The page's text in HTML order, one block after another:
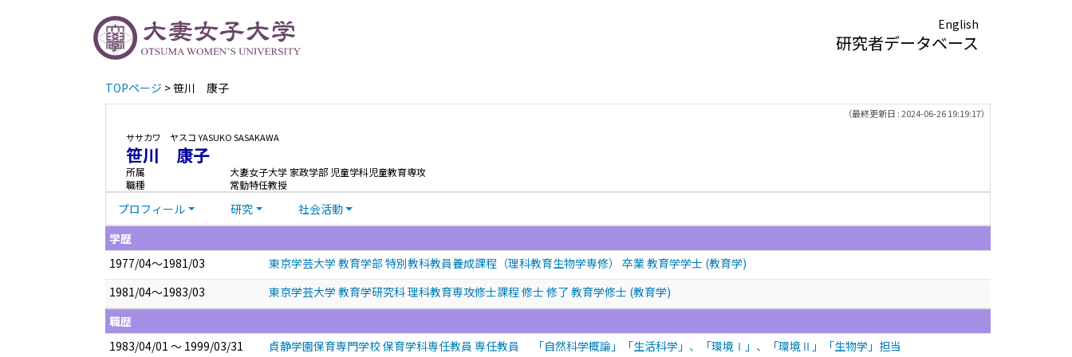
English
研究者データベース
TOPページ > 笹川 康子
（最終更新日 : 2024-06-26 19:19:17）
ササカワ ヤスコ YASUKO SASAKAWA
笹川 康子
所属
大妻女子大学 家政学部 児童学科児童教育専攻
職種
常勤特任教授
プロフィール 研究
社会活動
学歴
1977/04～1981/03
東京学芸大学 教育学部 特別教科教員養成課程（理科教育生物学専修） 卒業 教育学学士 (教育学)
1981/04～1983/03
東京学芸大学 教育学研究科 理科教育専攻修士課程 修士 修了 教育学修士 (教育学)
職歴
1983/04/01 ～ 1999/03/31
貞静学園保育専門学校 保育学科専任教員 専任教員 「自然科学概論」「生活科学」、「環境Ⅰ」、「環境Ⅱ」「生物学」担当